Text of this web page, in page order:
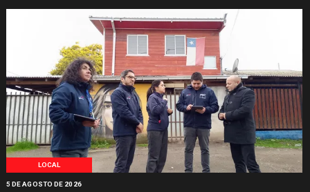
LOCAL
5 DE AGOSTO DE 2026